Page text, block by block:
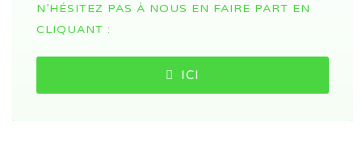
N’HÉSITEZ PAS À NOUS EN FAIRE PART EN
CLIQUANT :
ICI